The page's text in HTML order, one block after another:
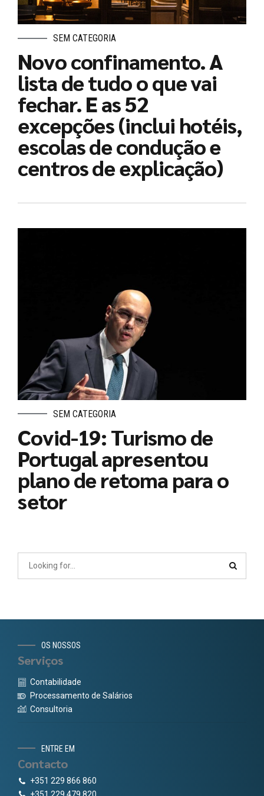
SEM CATEGORIA
Novo confinamento. A
lista de tudo o que vai
fechar. E as 52
excepções (inclui hotéis,
escolas de condução e
centros de explicação)
SEM CATEGORIA
Covid-19: Turismo de
Portugal apresentou
plano de retoma para o
setor
OS NOSSOS
Serviços
Contabilidade
Processamento de Salários
Consultoria
ENTRE EM
Contacto
+351 229 866 860